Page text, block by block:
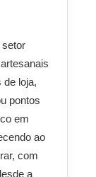
setor
de loja,
pontos
em
ao
com
a